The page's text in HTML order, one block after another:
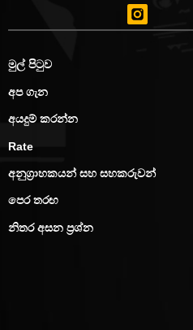
මුල් පිටුව
අප ගැන
අයදුම් කරන්න
Rate
අනුග්‍රාහකයන් සහ සහකරුවන්
පෙර තරඟ
නිතර අසන ප්‍රශ්න